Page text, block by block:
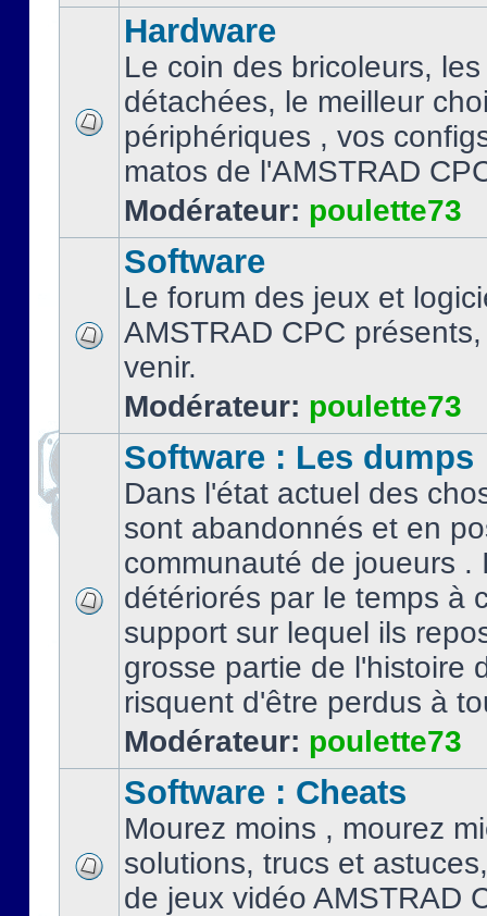
Hardware
Le coin des bricoleurs,
détachées, le meilleur
périphériques , vos
matos de l'AMSTRAD
Modérateur: poulette73
Software
Le forum des jeux et
AMSTRAD CPC
venir.
Modérateur: poulette73
Software : Les dumps
Dans l'état actuel des
sont abandonnés et en
communauté de joueurs .
détériorés par le temps à
support sur lequel ils
grosse partie de l'histoire
risquent d'être perdus à
Modérateur: poulette73
Software : Cheats
Mourez moins , mourez
solutions, trucs et
de jeux vidéo AMSTRAD